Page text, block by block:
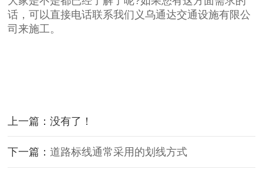
话，可以直接电话联系我们义乌通达交通设施有限公
司来施工。
上一篇：没有了！
下一篇：道路标线通常采用的划线方式